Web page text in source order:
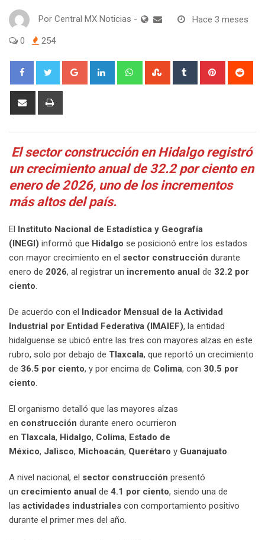
Por Central MX Noticias - Hace 3 meses
0 254
Google+ LinkedIn WhatsappStumbleUpon
Tumblr Pinterest
Share
El sector construcción en Hidalgo registró
un crecimiento anual de 32.2 por ciento en
enero de 2026, uno de los incrementos
más altos del país.
El
Instituto Nacional de Estadística y Geografía
(INEGI) informó que Hidalgo se posicionó entre los estados
con mayor crecimiento en el sector construcción durante
enero de 2026, al registrar un incremento anual de 32.2 por
ciento.
De acuerdo con el
Indicador Mensual de la Actividad
Industrial por Entidad Federativa (IMAIEF), la entidad
hidalguense se ubicó entre las tres con mayores alzas en este
rubro, solo por debajo de Tlaxcala, que reportó un crecimiento
de 36.5 por ciento, y por encima de Colima, con 30.5 por
ciento.
El organismo detalló que las mayores alzas
en construcción durante enero ocurrieron
en Tlaxcala, Hidalgo, Colima, Estado de
México, Jalisco, Michoacán, Querétaro y Guanajuato.
A nivel nacional, el sector construcción presentó
un crecimiento anual de 4.1 por ciento, siendo una de
las actividades industriales con comportamiento positivo
durante el primer mes del año.